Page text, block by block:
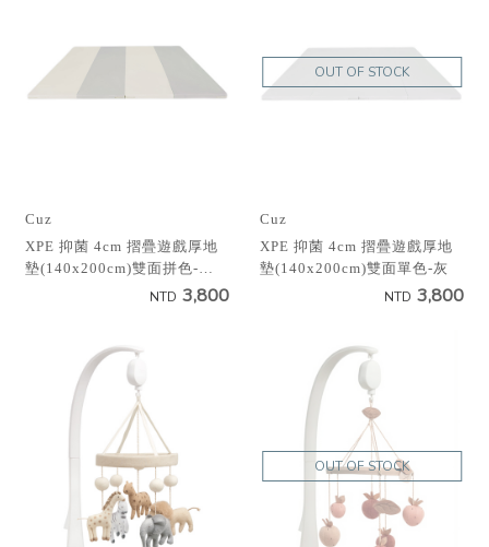
Cuz
XPE 抑菌 4cm 摺疊遊戲厚地
墊(140x200cm)雙面拼色-米
NTD 3,800
OUT OF STOCK
Cuz
XPE 抑菌 4cm 摺疊遊戲厚地
墊(140x200cm)雙面單色-灰
NTD 3,800
OUT OF STOCK